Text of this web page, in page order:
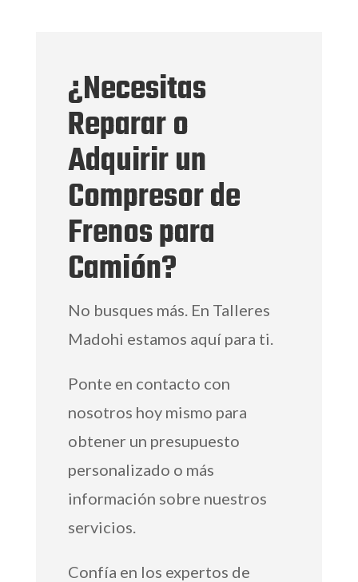
¿Necesitas
Reparar o
Adquirir un
Compresor de
Frenos para
Camión?
No busques más. En Talleres
Madohi estamos aquí para ti.
Ponte en contacto con
nosotros hoy mismo para
obtener un presupuesto
personalizado o más
información sobre nuestros
servicios.
Confía en los expertos de